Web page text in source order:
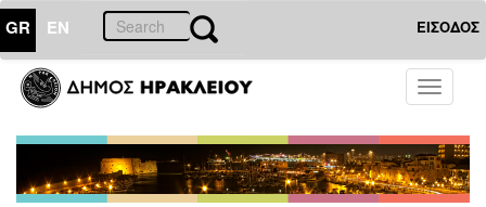
GR EN ΕΙΣΟΔΟΣ
Toggle
ΔΗΜΟΣ
Δελτία
Τύπου
Αρχείο